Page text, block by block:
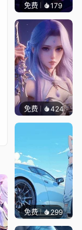
免费 179
免费 424好看
免费 299Ado